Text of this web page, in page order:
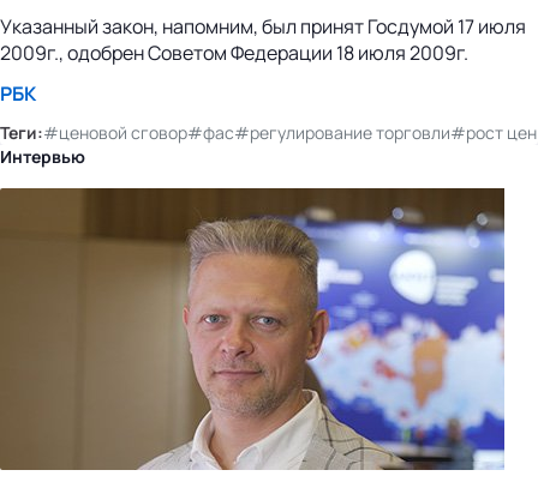
Указанный закон, напомним, был принят Госдумой 17 июля
2009г., одобрен Советом Федерации 18 июля 2009г.
РБК
Теги:#ценовой сговор#фас#регулирование торговли#рост цен
Интервью